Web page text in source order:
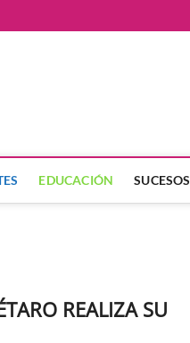
EDUCACIÓN SUCESOS
REALIZA SU